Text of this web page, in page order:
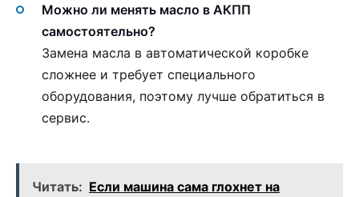
Можно ли менять масло в АКПП
самостоятельно?
Замена масла в автоматической коробке
сложнее и требует специального
оборудования, поэтому лучше обратиться в
сервис.
Читать: Если машина сама глохнет на